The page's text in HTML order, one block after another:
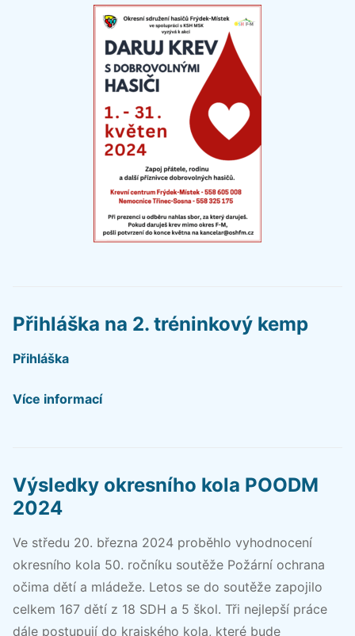
Přihláška na 2. tréninkový kemp
Přihláška
Více informací
Výsledky okresního kola POODM
2024
Ve středu 20. března 2024 proběhlo vyhodnocení
okresního kola 50. ročníku soutěže Požární ochrana
očima dětí a mládeže. Letos se do soutěže zapojilo
celkem 167 dětí z 18 SDH a 5 škol. Tři nejlepší práce
dále postupují do krajského kola, které bude